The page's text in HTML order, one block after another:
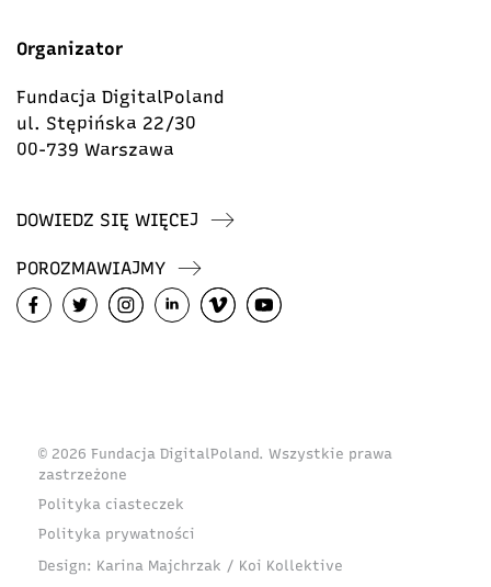
Organizator
Fundacja DigitalPoland
ul. Stępińska 22/30
00-739 Warszawa
DOWIEDZ SIĘ WIĘCEJ
POROZMAWIAJMY
© 2026 Fundacja DigitalPoland. Wszystkie prawa
zastrzeżone
Polityka ciasteczek
Polityka prywatności
Design: Karina Majchrzak / Koi Kollektive